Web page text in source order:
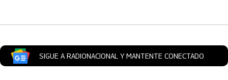
SIGUE A RADIONACIONAL Y MANTENTE CONECTADO